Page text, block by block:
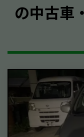
の中古車